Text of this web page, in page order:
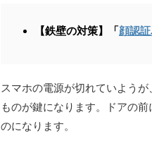
【鉄壁の対策】「顔認
スマホの電源が切れていよう
ものが鍵になります。ドアの
のになります。